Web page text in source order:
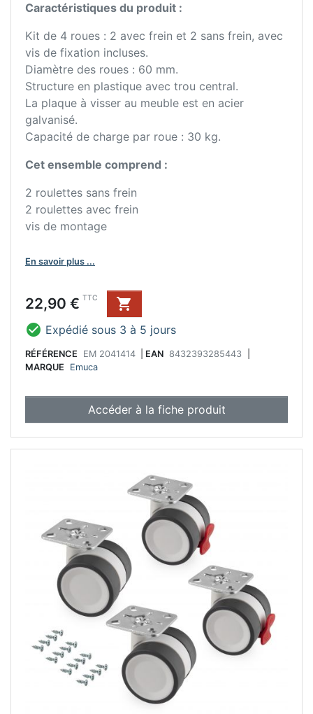
Caractéristiques du produit :
Kit de 4 roues : 2 avec frein et 2 sans frein, avec
vis de fixation incluses.
Diamètre des roues : 60 mm.
Structure en plastique avec trou central.
La plaque à visser au meuble est en acier
galvanisé.
Capacité de charge par roue : 30 kg.
Cet ensemble comprend :
2 roulettes sans frein
2 roulettes avec frein
vis de montage
En savoir plus ...
Prix
22,90 € TTC

 Expédié sous 3 à 5 jours
RÉFÉRENCE EM 2041414 EAN 8432393285443
MARQUE
Emuca
Accéder à la fiche produit